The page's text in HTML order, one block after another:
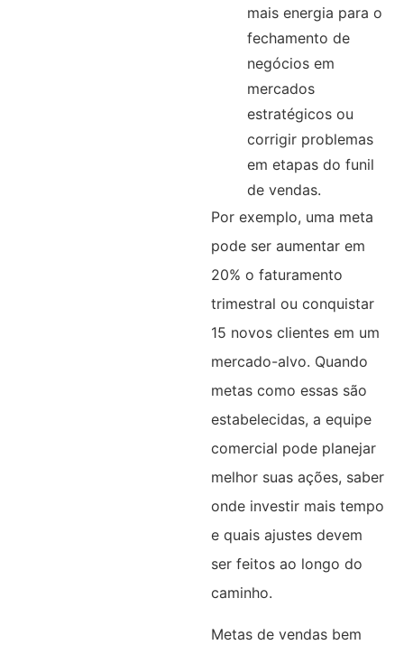
mais energia para o
fechamento de
negócios em
mercados
estratégicos ou
corrigir problemas
em etapas do funil
de vendas.
Por exemplo, uma meta
pode ser aumentar em
20% o faturamento
trimestral ou conquistar
15 novos clientes em um
mercado-alvo. Quando
metas como essas são
estabelecidas, a equipe
comercial pode planejar
melhor suas ações, saber
onde investir mais tempo
e quais ajustes devem
ser feitos ao longo do
caminho.
Metas de vendas bem